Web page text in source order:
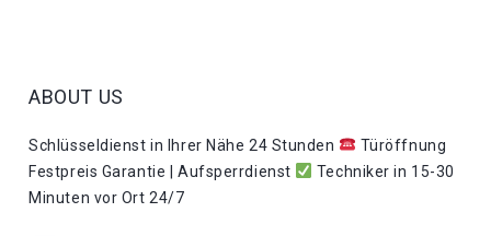
ABOUT US
Schlüsseldienst in Ihrer Nähe 24 Stunden
Türöffnung
Festpreis Garantie | Aufsperrdienst
Techniker in 15-30
Minuten vor Ort 24/7